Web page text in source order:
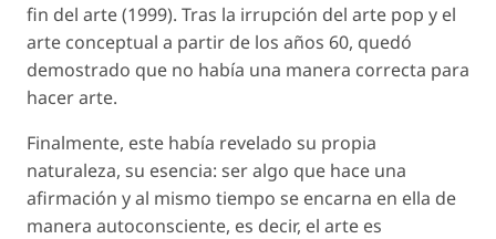
fin del arte (1999). Tras la irrupción del arte pop y el
arte conceptual a partir de los años 60, quedó
demostrado que no había una manera correcta para
hacer arte.
Finalmente, este había revelado su propia
naturaleza, su esencia: ser algo que hace una
afirmación y al mismo tiempo se encarna en ella de
manera autoconsciente, es decir, el arte es